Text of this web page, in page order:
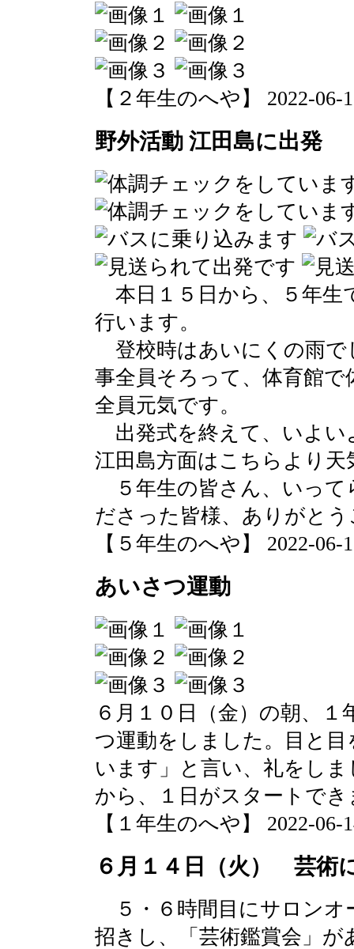
【２年生のへや】 2022-06-
野外活動 江田島に出発
本日１５日から、５年生
行います。
登校時はあいにくの雨
事全員そろって、体育館
全員元気です。
出発式を終えて、いよい
江田島方面はこちらより
５年生の皆さん、いって
ださった皆様、ありがと
【５年生のへや】 2022-06-
あいさつ運動
６月１０日（金）の朝、
つ運動をしました。目と
います」と言い、礼をし
から、１日がスタートでき
【１年生のへや】 2022-06-
６月１４日（火） 芸術
５・６時間目にサロンオ
招きし、「芸術鑑賞会」が